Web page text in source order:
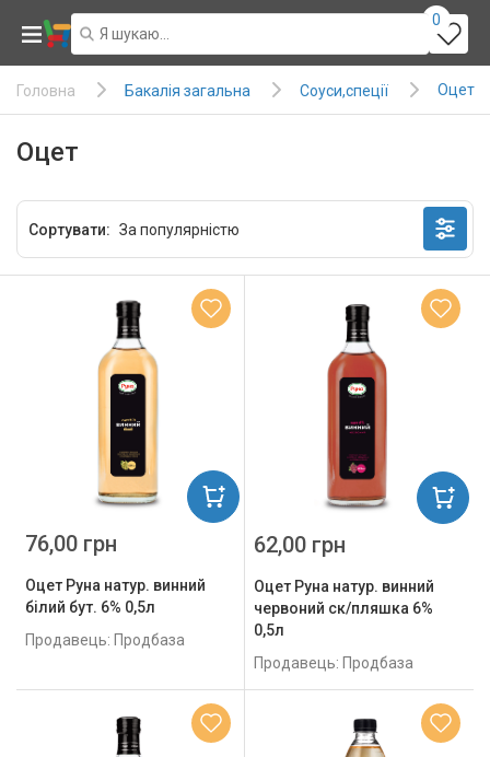
0
Головна Бакалія загальна Соуси,спеції Оцет
Оцет
Сортувати:
Оцет Руна натур. винний
білий бут. 6% 0,5л
Продавець: Продбаза
76,00 грн
Оцет Руна натур. винний
червоний ск/пляшка 6%
0,5л
Продавець: Продбаза
62,00 грн